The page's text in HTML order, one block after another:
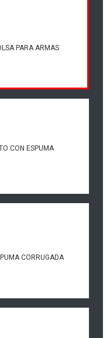
PARA ARMAS
CON ESPUMA
CORRUGADA